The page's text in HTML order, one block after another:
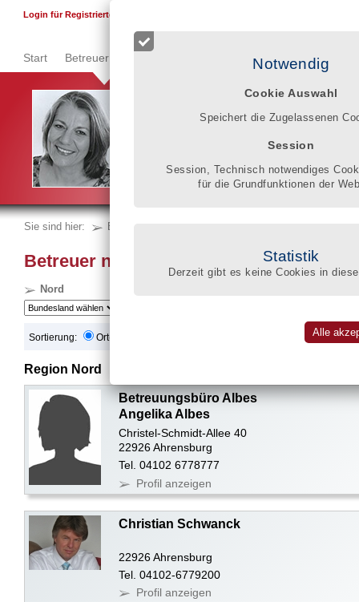
Notwendig
Cookie Auswahl
Speichert die Zugelassenen
Session
Session, Technisch notwendiges
für die Grundfunktionen der
Statistik
Derzeit gibt es keine Cookies in
Start Betreuer finden Registrierung
Klarheit gewinnen, welches wissen-
gesetzlicher Betreuer mitbringt, um die schwierige
Gisela Donner
Login für Registrierte
Sie sind hier: Betreuer finden
Betreuer nach Regionen/Bundesländern
Nord
Sortierung: Ort(alphabetisch)
Region Nord
Betreuungsbüro Albes
Angelika Albes
Christel-Schmidt-Allee 40
22926 Ahrensburg
Tel. 04102 6778777
Profil anzeigen
Christian Schwanck
22926 Ahrensburg
Tel. 04102-6779200
Profil anzeigen